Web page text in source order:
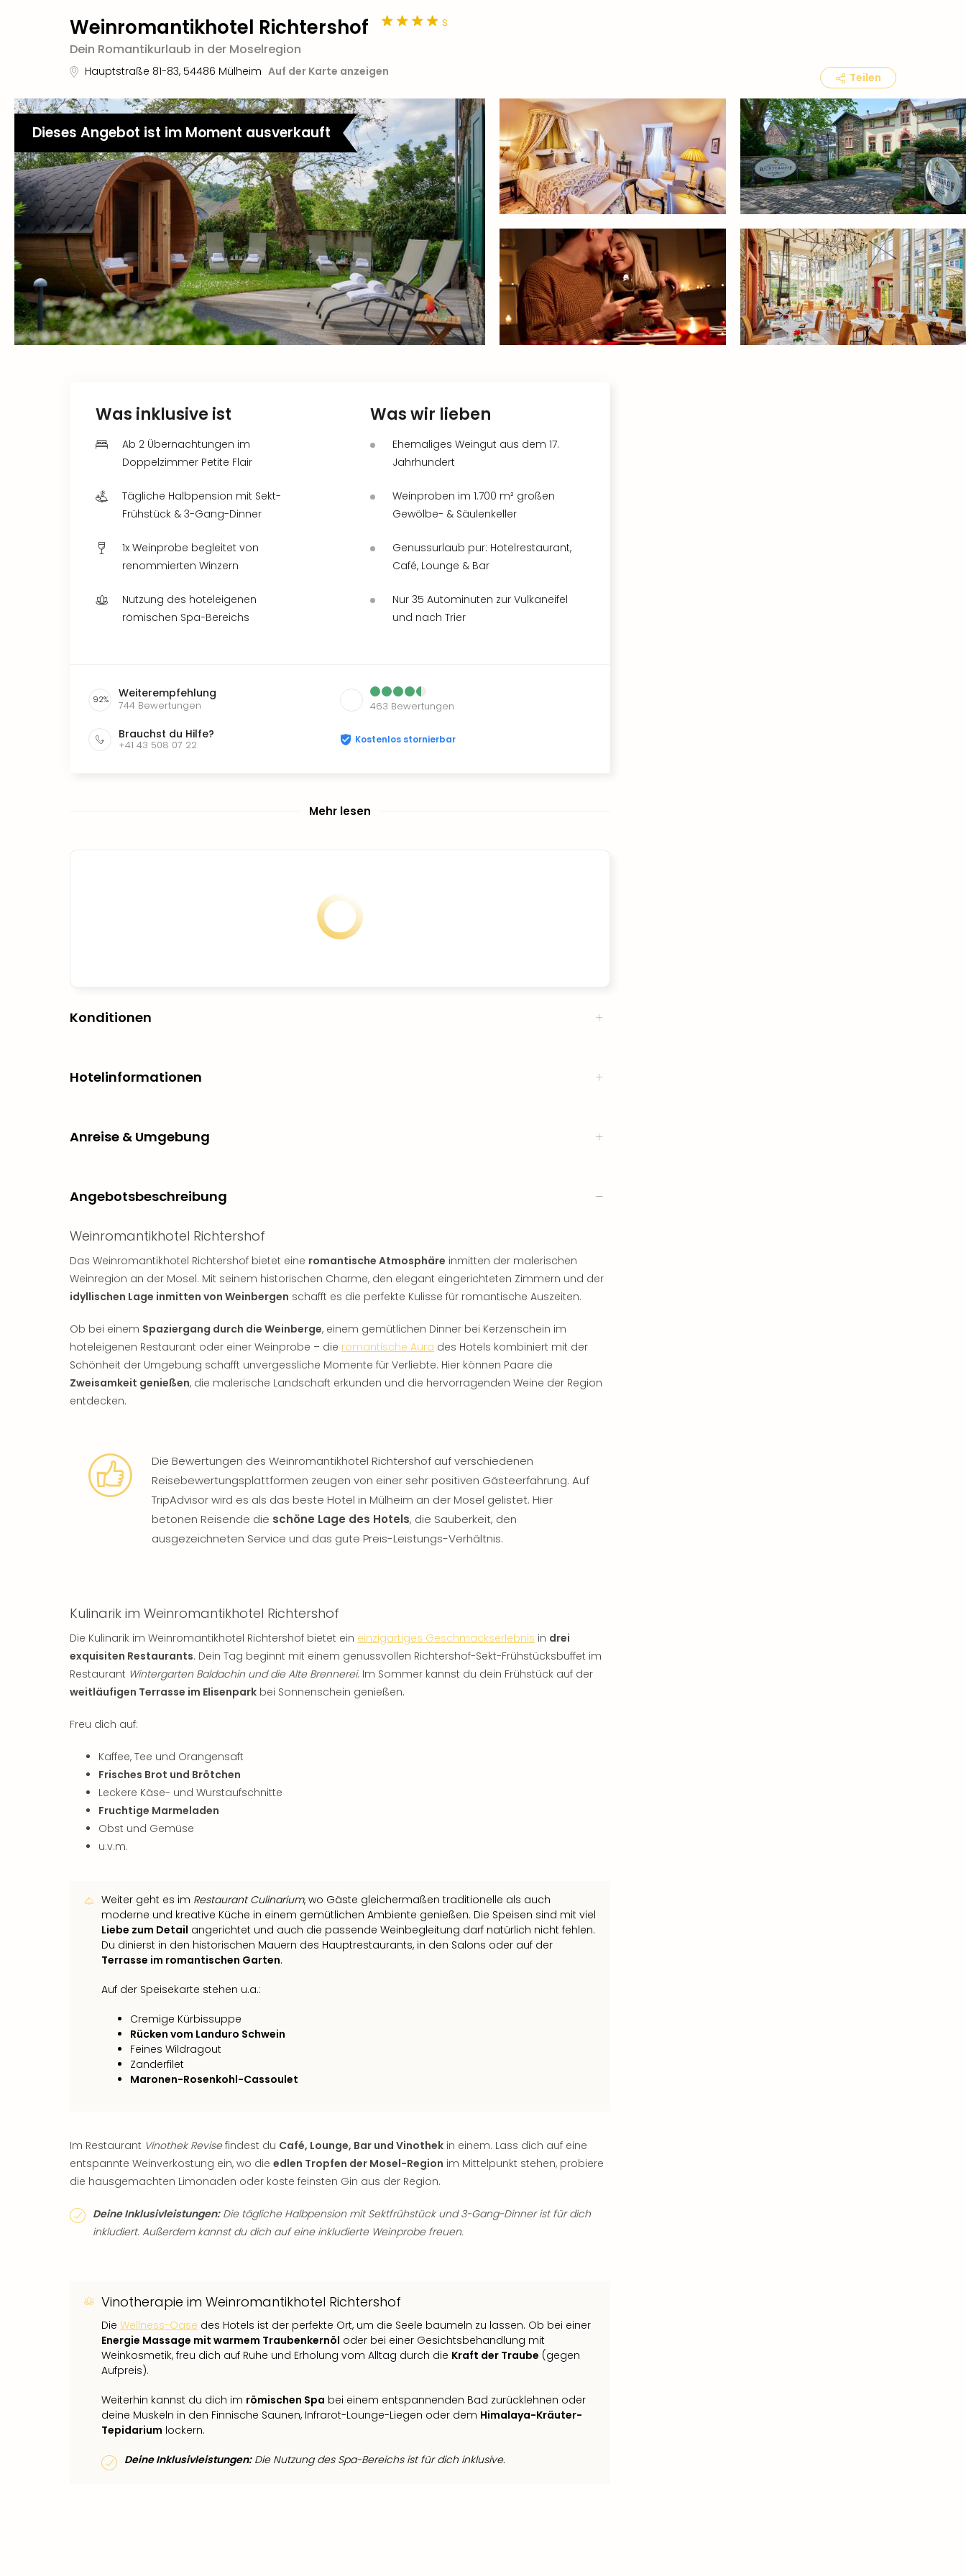
Weinromantikhotel Richtershof
s
Dein Romantikurlaub in der Moselregion
Hauptstraße 81-83, 54486 Mülheim Auf der Karte anzeigen Teilen
Dieses Angebot ist im Moment ausverkauft
Was inklusive ist
Ab 2 Übernachtungen im
Doppelzimmer Petite Flair
Tägliche Halbpension mit Sekt-
Frühstück & 3-Gang-Dinner
1x Weinprobe begleitet von
renommierten Winzern
Nutzung des hoteleigenen
römischen Spa-Bereichs
Was wir lieben
Ehemaliges Weingut aus dem 17.
Jahrhundert
Weinproben im 1.700 m² großen
Gewölbe- & Säulenkeller
Genussurlaub pur: Hotelrestaurant,
Café, Lounge & Bar
Nur 35 Autominuten zur Vulkaneifel
und nach Trier
92% Weiterempfehlung
744 Bewertungen 463 Bewertungen
Brauchst du Hilfe?
+41 43 508 07 22 Kostenlos stornierbar
Mehr lesen
Konditionen
Hotelinformationen
Anreise & Umgebung
Angebotsbeschreibung
Weinromantikhotel Richtershof
Das Weinromantikhotel Richtershof bietet eine romantische Atmosphäre inmitten der malerischen
Weinregion an der Mosel. Mit seinem historischen Charme, den elegant eingerichteten Zimmern und der
idyllischen Lage inmitten von Weinbergen schafft es die perfekte Kulisse für romantische Auszeiten.
Ob bei einem Spaziergang durch die Weinberge, einem gemütlichen Dinner bei Kerzenschein im
hoteleigenen Restaurant oder einer Weinprobe – die romantische Aura des Hotels kombiniert mit der
Schönheit der Umgebung schafft unvergessliche Momente für Verliebte. Hier können Paare die
Zweisamkeit genießen, die malerische Landschaft erkunden und die hervorragenden Weine der Region
entdecken.
Die Bewertungen des Weinromantikhotel Richtershof auf verschiedenen
Reisebewertungsplattformen zeugen von einer sehr positiven Gästeerfahrung. Auf
TripAdvisor wird es als das beste Hotel in Mülheim an der Mosel gelistet. Hier
betonen Reisende die schöne Lage des Hotels, die Sauberkeit, den
ausgezeichneten Service und das gute Preis-Leistungs-Verhältnis.
Kulinarik im Weinromantikhotel Richtershof
Die Kulinarik im Weinromantikhotel Richtershof bietet ein einzigartiges Geschmackserlebnis in drei
exquisiten Restaurants. Dein Tag beginnt mit einem genussvollen Richtershof-Sekt-Frühstücksbuffet im
Restaurant Wintergarten Baldachin und die Alte Brennerei. Im Sommer kannst du dein Frühstück auf der
weitläufigen Terrasse im Elisenpark bei Sonnenschein genießen.
Freu dich auf:
Kaffee, Tee und Orangensaft
Frisches Brot und Brötchen
Leckere Käse- und Wurstaufschnitte
Fruchtige Marmeladen
Obst und Gemüse
u.v.m.
Weiter geht es im Restaurant Culinarium, wo Gäste gleichermaßen traditionelle als auch
moderne und kreative Küche in einem gemütlichen Ambiente genießen. Die Speisen sind mit viel
Liebe zum Detail angerichtet und auch die passende Weinbegleitung darf natürlich nicht fehlen.
Du dinierst in den historischen Mauern des Hauptrestaurants, in den Salons oder auf der
Terrasse im romantischen Garten.
Auf der Speisekarte stehen u.a.:
Cremige Kürbissuppe
Rücken vom Landuro Schwein
Feines Wildragout
Zanderfilet
Maronen-Rosenkohl-Cassoulet
Im Restaurant Vinothek Revisefindest du Café, Lounge, Bar und Vinothek in einem. Lass dich auf eine
entspannte Weinverkostung ein, wo die edlen Tropfen der Mosel-Region im Mittelpunkt stehen, probiere
die hausgemachten Limonaden oder koste feinsten Gin aus der Region.
Deine Inklusivleistungen:Die tägliche Halbpension mit Sektfrühstück und 3-Gang-Dinner ist für dich
inkludiert. Außerdem kannst du dich auf eine inkludierte Weinprobe freuen.
Vinotherapie im Weinromantikhotel Richtershof
Die Wellness-Oase des Hotels ist der perfekte Ort, um die Seele baumeln zu lassen. Ob bei einer
Energie Massage mit warmem Traubenkernöl oder bei einer Gesichtsbehandlung mit
Weinkosmetik, freu dich auf Ruhe und Erholung vom Alltag durch die Kraft der Traube (gegen
Aufpreis).
Weiterhin kannst du dich im römischen Spa bei einem entspannenden Bad zurücklehnen oder
deine Muskeln in den Finnische Saunen, Infrarot-Lounge-Liegen oder dem Himalaya-Kräuter-
Tepidarium lockern.
Deine Inklusivleistungen:Die Nutzung des Spa-Bereichs ist für dich inklusive.